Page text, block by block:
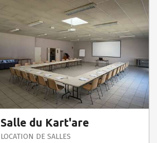
Salle du Kart'are
LOCATION DE SALLES